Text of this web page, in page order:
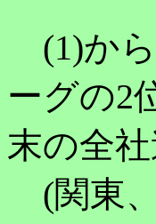
(1)から
ーグの2
末の全
(関東